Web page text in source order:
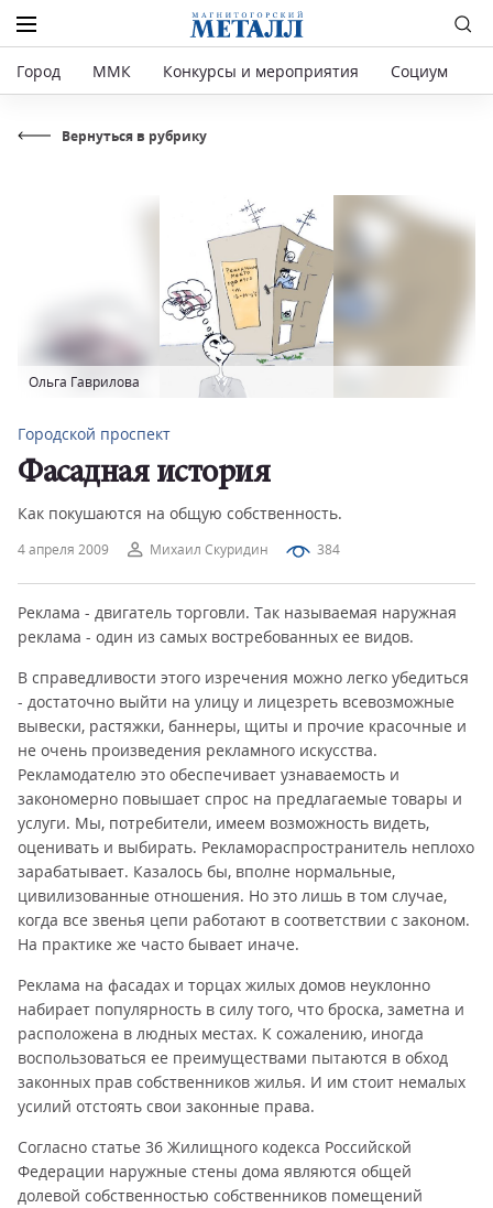
Город ММК Конкурсы и мероприятия Социум
Вернуться в рубрику
4 апреля 2009 Михаил Скуридин 384
Городской проспект
Фасадная история
Как покушаются на общую собственность.
Ольга Гаврилова
Реклама - двигатель торговли. Так называемая наружная
реклама - один из самых востребованных ее видов.
В справедливости этого изречения можно легко убедиться
- достаточно выйти на улицу и лицезреть всевозможные
вывески, растяжки, баннеры, щиты и прочие красочные и
не очень произведения рекламного искусства.
Рекламодателю это обеспечивает узнаваемость и
закономерно повышает спрос на предлагаемые товары и
услуги. Мы, потребители, имеем возможность видеть,
оценивать и выбирать. Рекламораспространитель неплохо
зарабатывает. Казалось бы, вполне нормальные,
цивилизованные отношения. Но это лишь в том случае,
когда все звенья цепи работают в соответствии с законом.
На практике же часто бывает иначе.
Реклама на фасадах и торцах жилых домов неуклонно
набирает популярность в силу того, что броска, заметна и
расположена в людных местах. К сожалению, иногда
воспользоваться ее преимуществами пытаются в обход
законных прав собственников жилья. И им стоит немалых
усилий отстоять свои законные права.
Согласно статье 36 Жилищного кодекса Российской
Федерации наружные стены дома являются общей
долевой собственностью собственников помещений